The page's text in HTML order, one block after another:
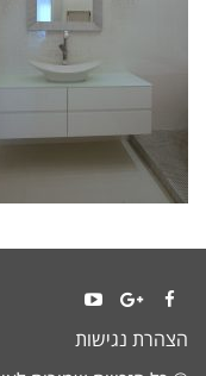
Facebook
Google+
YouTubeהצהרת נגישות